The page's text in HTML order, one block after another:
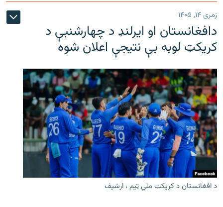
زمری ۱۴, ۱۴۰۵
دافغانستان او ایرلنډ د چهارشنبې د
کریکټ لوبه بې نتیجې اعلان شوه
د افغانستان د کریکټ ملي ټیم ، ارشیف